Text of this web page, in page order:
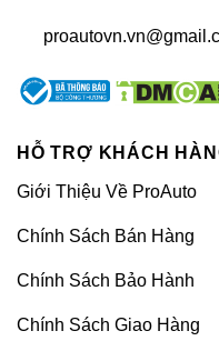
Để tiết kiệm chi phí
xe Honda Accord
HỖ TRỢ KHÁCH
Giới Thiệu Về ProAuto
Chính Sách Bán Hàng
Chính Sách Bảo Hành
Chính Sách Giao Hàng